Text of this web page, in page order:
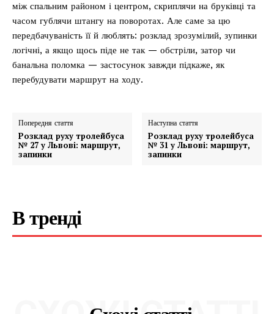
між спальним районом і центром, скриплячи на бруківці та
часом гублячи штангу на поворотах. Але саме за цю
передбачуваність її й люблять: розклад зрозумілий, зупинки
логічні, а якщо щось піде не так — обстріли, затор чи
банальна поломка — застосунок завжди підкаже, як
перебудувати маршрут на ходу.
Попередня стаття
Розклад руху тролейбуса
№ 27 у Львові: маршрут,
запинки
Наступна стаття
Розклад руху тролейбуса
№ 31 у Львові: маршрут,
запинки
В тренді